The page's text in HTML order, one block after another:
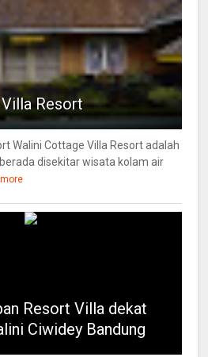
Resort
Walini Cottage Villa Resort adalah
disekitar wisata kolam air
Resort Villa dekat
Ciwidey Bandung